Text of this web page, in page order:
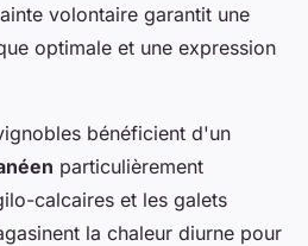
volontaire garantit une
optimale et une expression
bénéficient d'un
particulièrement
calcaires et les galets
la chaleur diurne pour